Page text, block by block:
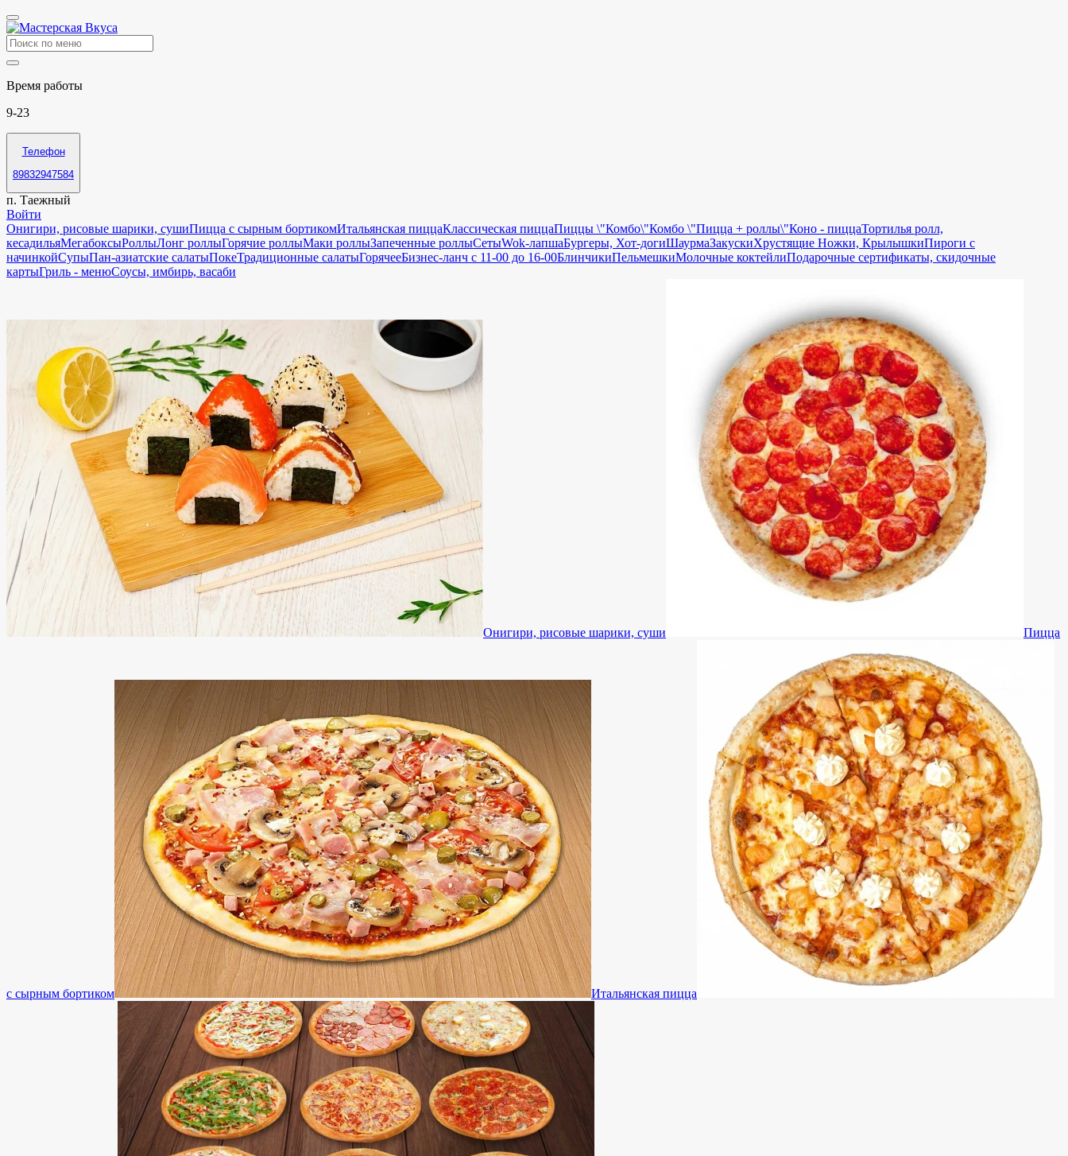
Время работы
9-23
Телефон
89832947584
п. Таежный
Войти
Онигири, рисовые шарики, сушиПицца с сырным бортикомИтальянская пиццаКлассическая пиццаПиццы \"Комбо\"Комбо \"Пицца + роллы\"Коно - пиццаТортилья ролл,
кесадильяМегабоксыРоллыЛонг роллыГорячие роллыМаки роллыЗапеченные роллыСетыWok-лапшаБургеры, Хот-догиШаурмаЗакускиХрустящие Ножки, КрылышкиПироги с
начинкойСупыПан-азиатские салатыПокеТрадиционные салатыГорячееБизнес-ланч с 11-00 до 16-00БлинчикиПельмешкиМолочные коктейлиПодарочные сертификаты, скидочные
картыГриль - менюСоусы, имбирь, васаби
Онигири, рисовые шарики, суши Пицца
с сырным бортиком Итальянская пицца